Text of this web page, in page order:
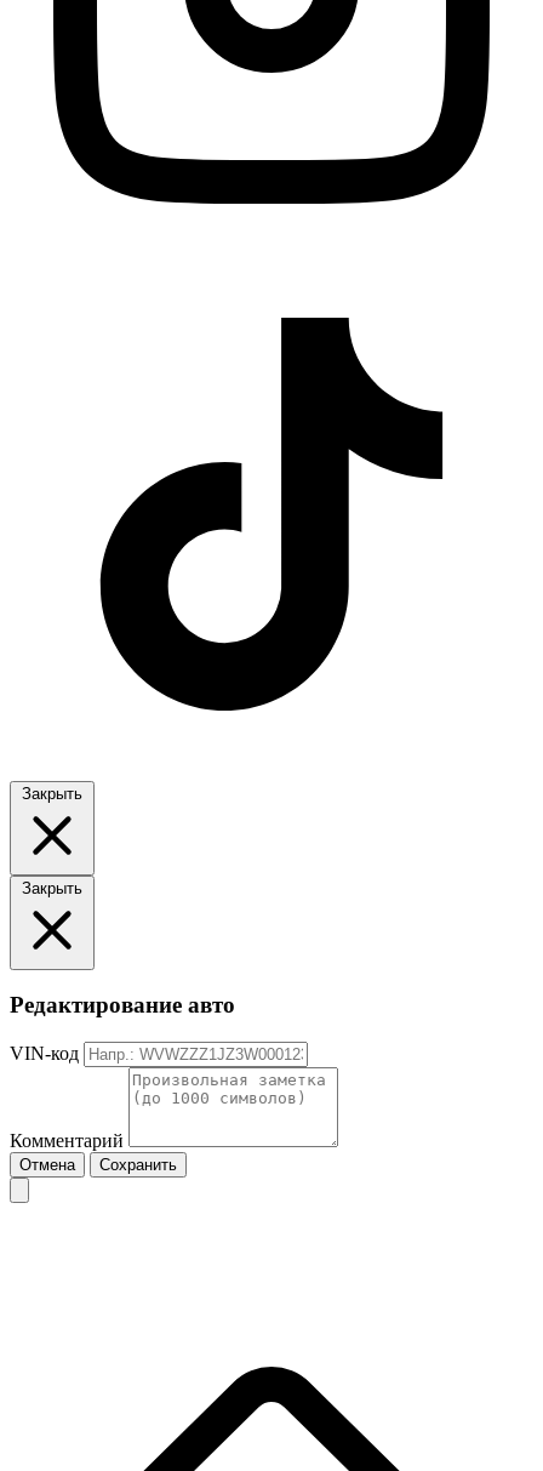
Закрыть
Закрыть
Редактирование авто
VIN-код
Комментарий
Отмена Сохранить